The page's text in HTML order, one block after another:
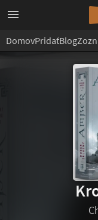
DomovPridaťBlog